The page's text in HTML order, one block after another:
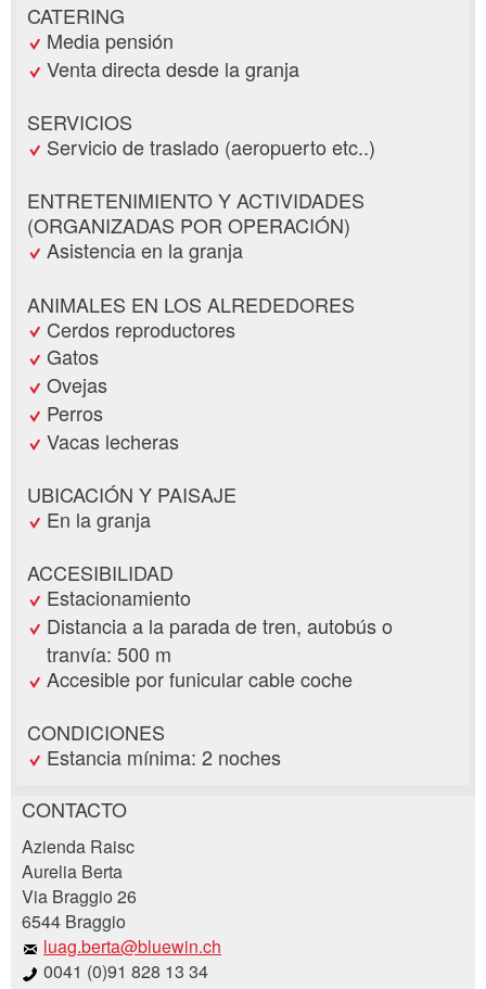
CATERING
Media pensión
Venta directa desde la granja
SERVICIOS
Servicio de traslado (aeropuerto etc..)
ENTRETENIMIENTO Y ACTIVIDADES
(ORGANIZADAS POR OPERACIÓN)
Asistencia en la granja
ANIMALES EN LOS ALREDEDORES
Cerdos reproductores
Gatos
Ovejas
Perros
Vacas lecheras
UBICACIÓN Y PAISAJE
En la granja
ACCESIBILIDAD
Estacionamiento
Distancia a la parada de tren, autobús o
tranvía: 500 m
Accesible por funicular cable coche
CONDICIONES
Estancia mínima: 2 noches
Reclamar por anuncio
Su regeneración es muy apreciada!
Comentarios generales
Recomiende este anuncio a sus amigos.
CONTACTO
Azienda Raisc
Aurelia Berta
Via Braggio 26
6544 Braggio
luag.berta@bluewin.ch
0041 (0)91 828 13 34